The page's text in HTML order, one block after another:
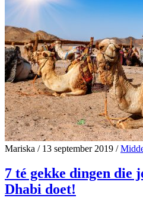
Mariska /13 september 2019 /
7 té gekke dingen die
Dhabi doet!